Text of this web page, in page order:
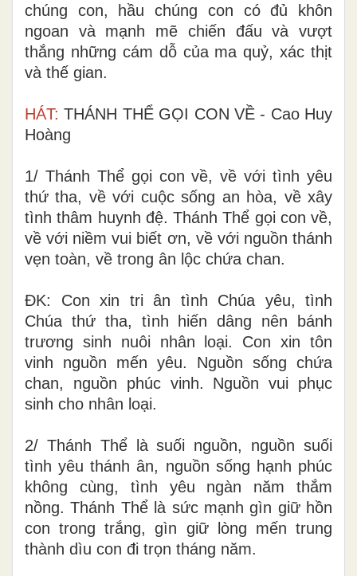
chúng con, hầu chúng con có đủ khôn
ngoan và mạnh mẽ chiến đấu và vượt
thắng những cám dỗ của ma quỷ, xác thịt
và thế gian.
HÁT:THÁNH THỂ GỌI CON VỀ - Cao Huy
Hoàng
1/ Thánh Thể gọi con về, về với tình yêu
thứ tha, về với cuộc sống an hòa, về xây
tình thâm huynh đệ. Thánh Thể gọi con về,
về với niềm vui biết ơn, về với nguồn thánh
vẹn toàn, về trong ân lộc chứa chan.
ĐK: Con xin tri ân tình Chúa yêu, tình
Chúa thứ tha, tình hiến dâng nên bánh
trương sinh nuôi nhân loại. Con xin tôn
vinh nguồn mến yêu. Nguồn sống chứa
chan, nguồn phúc vinh. Nguồn vui phục
sinh cho nhân loại.
2/ Thánh Thể là suối nguồn, nguồn suối
tình yêu thánh ân, nguồn sống hạnh phúc
không cùng, tình yêu ngàn năm thắm
nồng. Thánh Thể là sức mạnh gìn giữ hồn
con trong trắng, gìn giữ lòng mến trung
thành dìu con đi trọn tháng năm.